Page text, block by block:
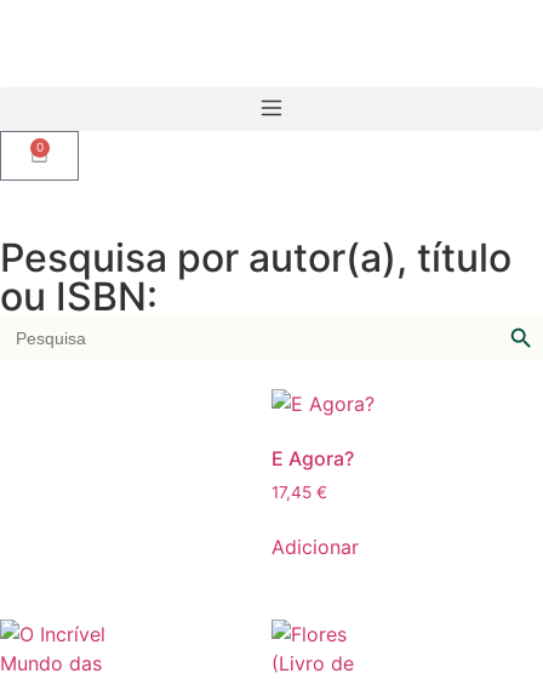
0
Pesquisa por autor(a), título
ou ISBN:
for:
E Agora?
17,45 €
Adicionar